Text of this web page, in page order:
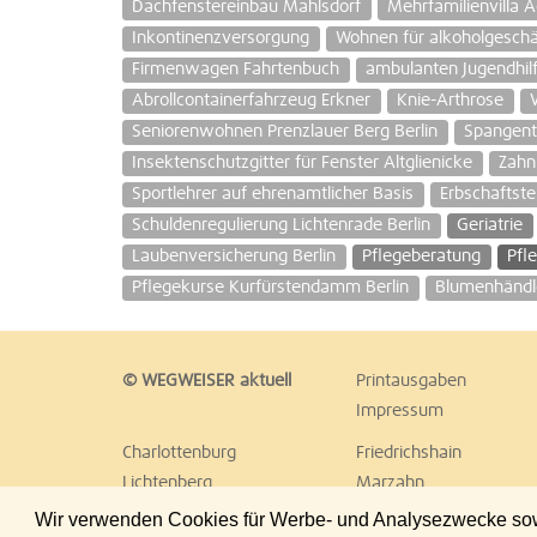
Wir verwenden Cookies für Werbe- und Analysezwecke
Dachfenstereinbau Mahlsdorf
Mehrfamilienvilla
Inkontinenzversorgung
Wohnen für
Firmenwagen Fahrtenbuch
ambulanten
Abrollcontainerfahrzeug Erkner
Knie-Arthrose
Seniorenwohnen Prenzlauer Berg Berlin
Insektenschutzgitter für Fenster Altglienicke
Sportlehrer auf ehrenamtlicher Basis
Schuldenregulierung Lichtenrade Berlin
Geriatrie
Laubenversicherung Berlin
Pflegeberatung
Pflegekurse Kurfürstendamm Berlin
© WEGWEISER aktuell Printausgaben
Impressum
Charlottenburg Friedrichshain
Lichtenberg
Marzahn
Reinickendorf
Schöneberg